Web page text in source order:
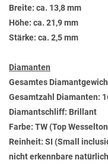
Breite: ca. 13,8 mm
Höhe: ca. 21,9 mm
Stärke: ca. 2,5 mm
Diamanten
Gesamtes
Gesamtzahl Diamanten:
Diamantschliff: Brillant
Farbe: TW (Top
Reinheit: SI (Small
nicht erkennbare